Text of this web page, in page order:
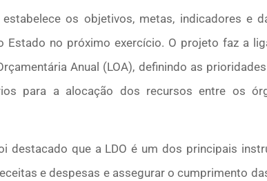
os objetivos, metas, indicadores e
no próximo exercício. O projeto faz a
Anual (LOA), definindo as
para a alocação dos recursos entre os
destacado que a LDO é um dos principais
e despesas e assegurar o cumprimento